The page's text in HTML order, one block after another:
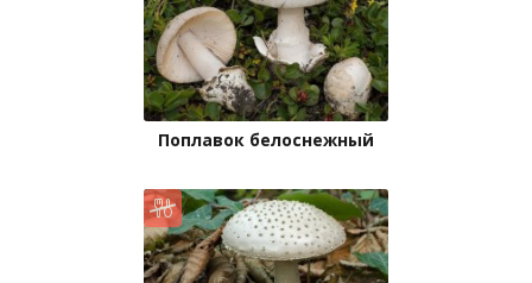
Поплавок белоснежный